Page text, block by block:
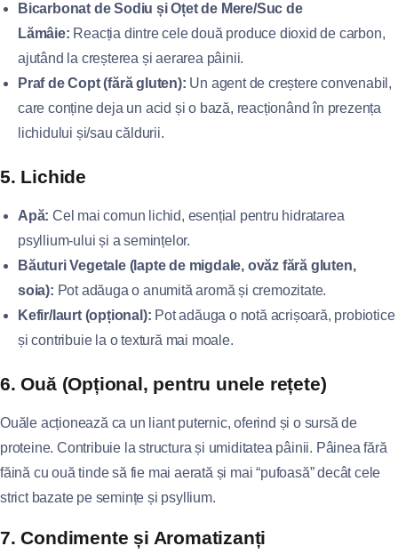
Bicarbonat de Sodiu și Oțet de Mere/Suc de
Lămâie: Reacția dintre cele două produce dioxid de carbon,
ajutând la creșterea și aerarea pâinii.
Praf de Copt (fără gluten): Un agent de creștere convenabil,
care conține deja un acid și o bază, reacționând în prezența
lichidului și/sau căldurii.
5. Lichide
Apă: Cel mai comun lichid, esențial pentru hidratarea
psyllium-ului și a semințelor.
Băuturi Vegetale (lapte de migdale, ovăz fără gluten,
soia): Pot adăuga o anumită aromă și cremozitate.
Kefir/Iaurt (opțional): Pot adăuga o notă acrișoară, probiotice
și contribuie la o textură mai moale.
6. Ouă (Opțional, pentru unele rețete)
Ouăle acționează ca un liant puternic, oferind și o sursă de
proteine. Contribuie la structura și umiditatea pâinii. Pâinea fără
făină cu ouă tinde să fie mai aerată și mai “pufoasă” decât cele
strict bazate pe semințe și psyllium.
7. Condimente și Aromatizanți